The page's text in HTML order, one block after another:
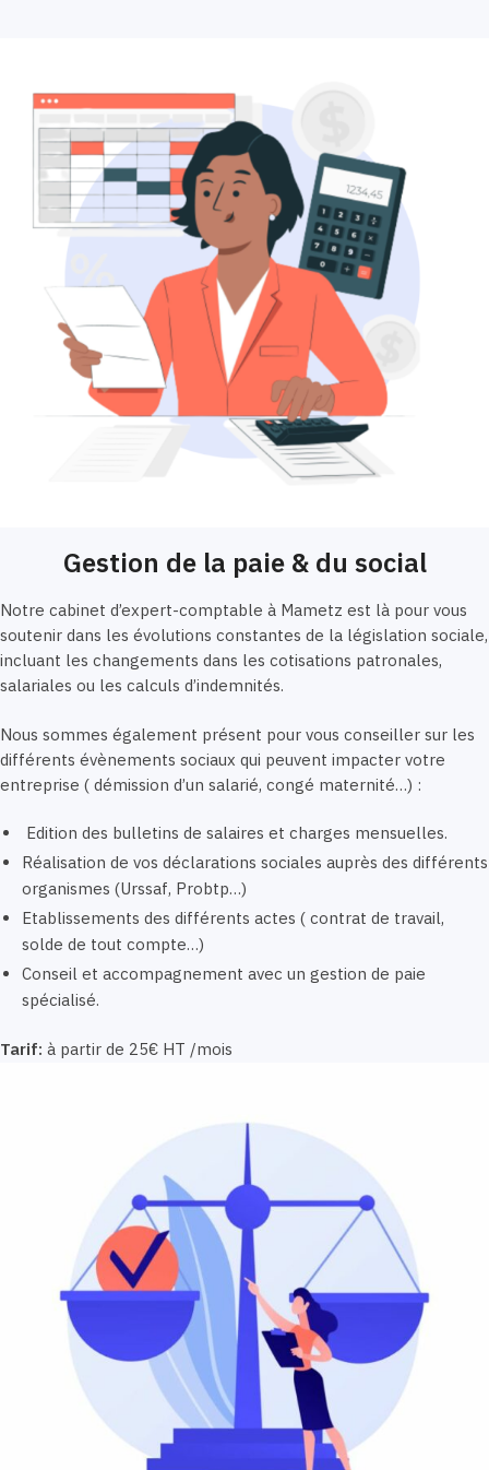
Gestion de la paie & du social
Notre cabinet d’expert-comptable à Mametz est là pour vous
soutenir dans les évolutions constantes de la législation sociale,
incluant les changements dans les cotisations patronales,
salariales ou les calculs d’indemnités.
Nous sommes également présent pour vous conseiller sur les
différents évènements sociaux qui peuvent impacter votre
entreprise ( démission d’un salarié, congé maternité…) :
Edition des bulletins de salaires et charges mensuelles.
Réalisation de vos déclarations sociales auprès des différents
organismes (Urssaf, Probtp…)
Etablissements des différents actes ( contrat de travail,
solde de tout compte…)
Conseil et accompagnement avec un gestion de paie
spécialisé.
Tarif: à partir de 25€ HT /mois